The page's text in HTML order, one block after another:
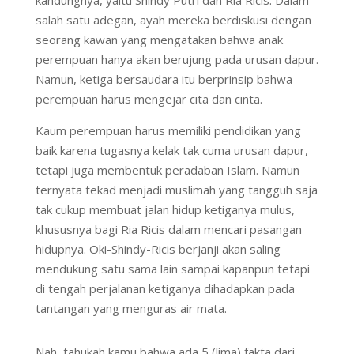
salah satu adegan, ayah mereka berdiskusi dengan
seorang kawan yang mengatakan bahwa anak
perempuan hanya akan berujung pada urusan dapur.
Namun, ketiga bersaudara itu berprinsip bahwa
perempuan harus mengejar cita dan cinta.
Kaum perempuan harus memiliki pendidikan yang
baik karena tugasnya kelak tak cuma urusan dapur,
tetapi juga membentuk peradaban Islam. Namun
ternyata tekad menjadi muslimah yang tangguh saja
tak cukup membuat jalan hidup ketiganya mulus,
khususnya bagi Ria Ricis dalam mencari pasangan
hidupnya. Oki-Shindy-Ricis berjanji akan saling
mendukung satu sama lain sampai kapanpun tetapi
di tengah perjalanan ketiganya dihadapkan pada
tantangan yang menguras air mata.